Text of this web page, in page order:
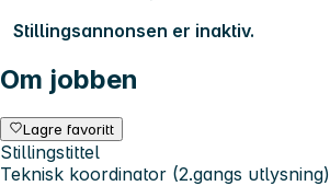
Stillingsannonsen er inaktiv.
Om jobben
Lagre favoritt
Stillingstittel
Teknisk koordinator (2.gangs utlysning)